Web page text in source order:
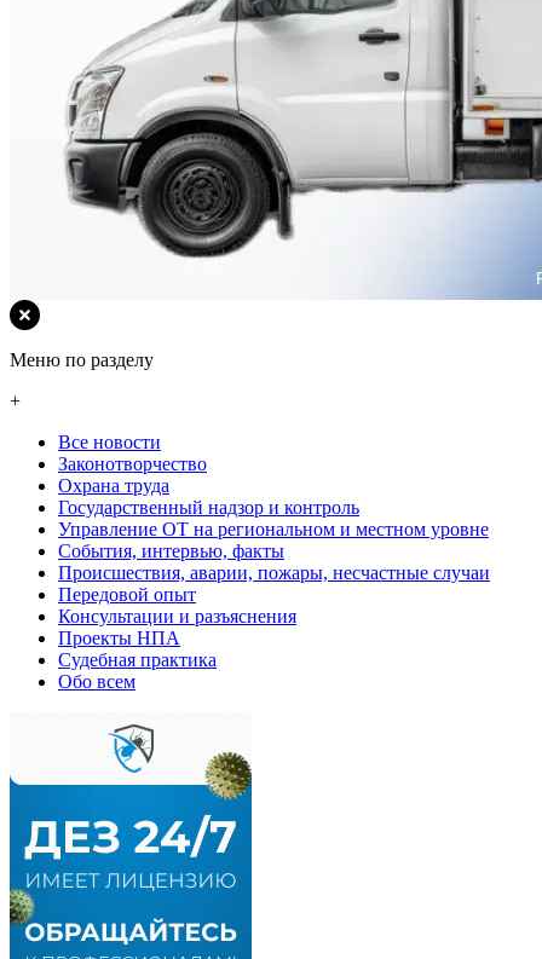
Меню по разделу
+
Все новости
Законотворчество
Охрана труда
Государственный надзор и контроль
Управление ОТ на региональном и местном уровне
События, интервью, факты
Происшествия, аварии, пожары, несчастные случаи
Передовой опыт
Консультации и разъяснения
Проекты НПА
Судебная практика
Обо всем